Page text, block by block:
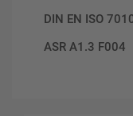
DIN EN ISO
ASR A1.3 F004